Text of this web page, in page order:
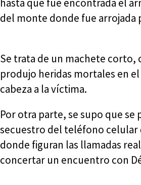
hasta que fue encontrada el
del monte donde fue arrojada
Se trata de un machete corto,
produjo heridas mortales en
cabeza a la víctima.
Por otra parte, se supo que se
secuestro del teléfono celular
donde figuran las llamadas
concertar un encuentro con